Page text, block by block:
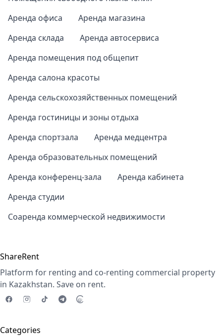
Аренда офиса
Аренда магазина
Аренда склада
Аренда автосервиса
Аренда помещения под общепит
Аренда салона красоты
Аренда сельскохозяйственных помещений
Аренда гостиницы и зоны отдыха
Аренда спортзала
Аренда медцентра
Аренда образовательных помещений
Аренда конференц-зала
Аренда кабинета
Аренда студии
Соаренда коммерческой недвижимости
ShareRent
Platform for renting and co-renting commercial property
in Kazakhstan. Save on rent.
Categories